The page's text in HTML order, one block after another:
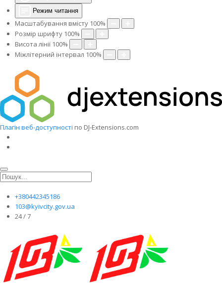
Режим читання
Масштабування вмісту 100%
Розмір шрифту 100%
Висота лінії 100%
Міжлітерний інтервал 100%
Плагін веб-доступності по DJ-Extensions.com
+380442345186
103@kyivcity.gov.ua
24 / 7